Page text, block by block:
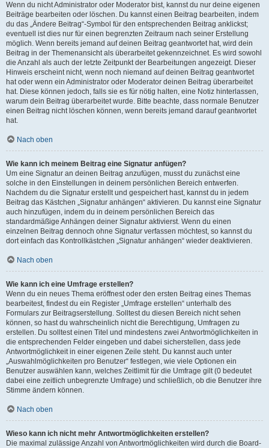
Wenn du nicht Administrator oder Moderator bist, kannst du nur deine eigenen
Beiträge bearbeiten oder löschen. Du kannst einen Beitrag bearbeiten, indem
du das „Ändere Beitrag“-Symbol für den entsprechenden Beitrag anklickst;
eventuell ist dies nur für einen begrenzten Zeitraum nach seiner Erstellung
möglich. Wenn bereits jemand auf deinen Beitrag geantwortet hat, wird dein
Beitrag in der Themenansicht als überarbeitet gekennzeichnet. Es wird sowohl
die Anzahl als auch der letzte Zeitpunkt der Bearbeitungen angezeigt. Dieser
Hinweis erscheint nicht, wenn noch niemand auf deinen Beitrag geantwortet
hat oder wenn ein Administrator oder Moderator deinen Beitrag überarbeitet
hat. Diese können jedoch, falls sie es für nötig halten, eine Notiz hinterlassen,
warum dein Beitrag überarbeitet wurde. Bitte beachte, dass normale Benutzer
einen Beitrag nicht löschen können, wenn bereits jemand darauf geantwortet
hat.
Nach oben
Wie kann ich meinem Beitrag eine Signatur anfügen?
Um eine Signatur an deinen Beitrag anzufügen, musst du zunächst eine
solche in den Einstellungen in deinem persönlichen Bereich entwerfen.
Nachdem du die Signatur erstellt und gespeichert hast, kannst du in jedem
Beitrag das Kästchen „Signatur anhängen“ aktivieren. Du kannst eine Signatur
auch hinzufügen, indem du in deinem persönlichen Bereich das
standardmäßige Anhängen deiner Signatur aktivierst. Wenn du einen
einzelnen Beitrag dennoch ohne Signatur verfassen möchtest, so kannst du
dort einfach das Kontrollkästchen „Signatur anhängen“ wieder deaktivieren.
Nach oben
Wie kann ich eine Umfrage erstellen?
Wenn du ein neues Thema eröffnest oder den ersten Beitrag eines Themas
bearbeitest, findest du ein Register „Umfrage erstellen“ unterhalb des
Formulars zur Beitragserstellung. Solltest du diesen Bereich nicht sehen
können, so hast du wahrscheinlich nicht die Berechtigung, Umfragen zu
erstellen. Du solltest einen Titel und mindestens zwei Antwortmöglichkeiten in
die entsprechenden Felder eingeben und dabei sicherstellen, dass jede
Antwortmöglichkeit in einer eigenen Zeile steht. Du kannst auch unter
„Auswahlmöglichkeiten pro Benutzer“ festlegen, wie viele Optionen ein
Benutzer auswählen kann, welches Zeitlimit für die Umfrage gilt (0 bedeutet
dabei eine zeitlich unbegrenzte Umfrage) und schließlich, ob die Benutzer ihre
Stimme ändern können.
Nach oben
Wieso kann ich nicht mehr Antwortmöglichkeiten erstellen?
Die maximal zulässige Anzahl von Antwortmöglichkeiten wird durch die Board-